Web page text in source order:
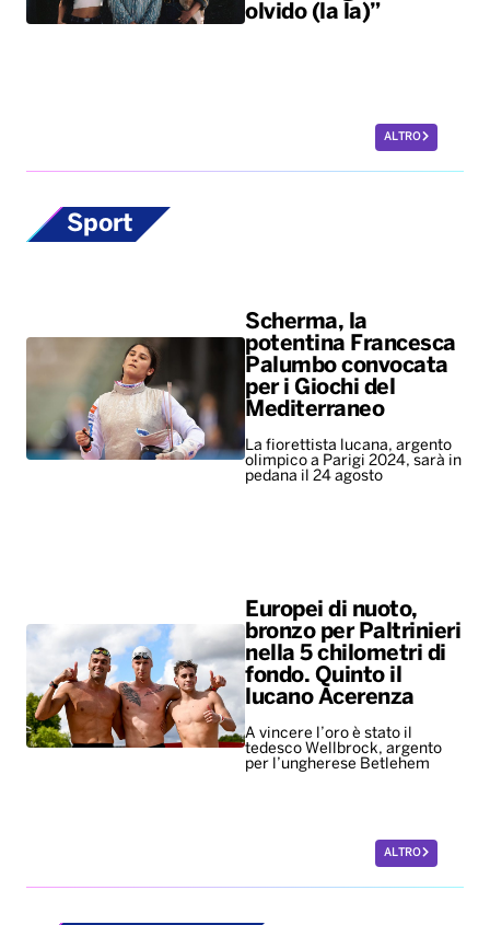
olvido (la la)”
ALTRO
Sport
Scherma, la
potentina Francesca
Palumbo convocata
per i Giochi del
Mediterraneo
La fiorettista lucana, argento
olimpico a Parigi 2024, sarà in
pedana il 24 agosto
Europei di nuoto,
bronzo per Paltrinieri
nella 5 chilometri di
fondo. Quinto il
lucano Acerenza
A vincere l’oro è stato il
tedesco Wellbrock, argento
per l’ungherese Betlehem
ALTRO